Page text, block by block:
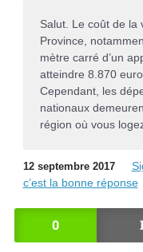
Salut. Le coût de la
Province,
mètre carré d’un
atteindre 8.870
Cependant, les
nationaux
région où vous
12 septembre 2017
c’est la bonne réponse
0